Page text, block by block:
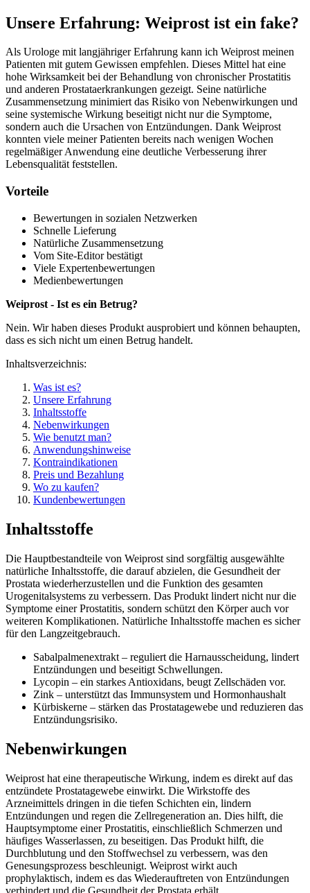
Unsere Erfahrung: Weiprost ist ein fake?
Als Urologe mit langjähriger Erfahrung kann ich Weiprost meinen
Patienten mit gutem Gewissen empfehlen. Dieses Mittel hat eine
hohe Wirksamkeit bei der Behandlung von chronischer Prostatitis
und anderen Prostataerkrankungen gezeigt. Seine natürliche
Zusammensetzung minimiert das Risiko von Nebenwirkungen und
seine systemische Wirkung beseitigt nicht nur die Symptome,
sondern auch die Ursachen von Entzündungen. Dank Weiprost
konnten viele meiner Patienten bereits nach wenigen Wochen
regelmäßiger Anwendung eine deutliche Verbesserung ihrer
Lebensqualität feststellen.
Vorteile
Bewertungen in sozialen Netzwerken
Schnelle Lieferung
Natürliche Zusammensetzung
Vom Site-Editor bestätigt
Viele Expertenbewertungen
Medienbewertungen
Weiprost - Ist es ein Betrug?
Nein. Wir haben dieses Produkt ausprobiert und können behaupten,
dass es sich nicht um einen Betrug handelt.
Inhaltsverzeichnis:
Was ist es?
Unsere Erfahrung
Inhaltsstoffe
Nebenwirkungen
Wie benutzt man?
Anwendungshinweise
Kontraindikationen
Preis und Bezahlung
Wo zu kaufen?
Kundenbewertungen
Inhaltsstoffe
Die Hauptbestandteile von Weiprost sind sorgfältig ausgewählte
natürliche Inhaltsstoffe, die darauf abzielen, die Gesundheit der
Prostata wiederherzustellen und die Funktion des gesamten
Urogenitalsystems zu verbessern. Das Produkt lindert nicht nur die
Symptome einer Prostatitis, sondern schützt den Körper auch vor
weiteren Komplikationen. Natürliche Inhaltsstoffe machen es sicher
für den Langzeitgebrauch.
Sabalpalmenextrakt – reguliert die Harnausscheidung, lindert
Entzündungen und beseitigt Schwellungen.
Lycopin – ein starkes Antioxidans, beugt Zellschäden vor.
Zink – unterstützt das Immunsystem und Hormonhaushalt
Kürbiskerne – stärken das Prostatagewebe und reduzieren das
Entzündungsrisiko.
Nebenwirkungen
Weiprost hat eine therapeutische Wirkung, indem es direkt auf das
entzündete Prostatagewebe einwirkt. Die Wirkstoffe des
Arzneimittels dringen in die tiefen Schichten ein, lindern
Entzündungen und regen die Zellregeneration an. Dies hilft, die
Hauptsymptome einer Prostatitis, einschließlich Schmerzen und
häufiges Wasserlassen, zu beseitigen. Das Produkt hilft, die
Durchblutung und den Stoffwechsel zu verbessern, was den
Genesungsprozess beschleunigt. Weiprost wirkt auch
prophylaktisch, indem es das Wiederauftreten von Entzündungen
verhindert und die Gesundheit der Prostata erhält.